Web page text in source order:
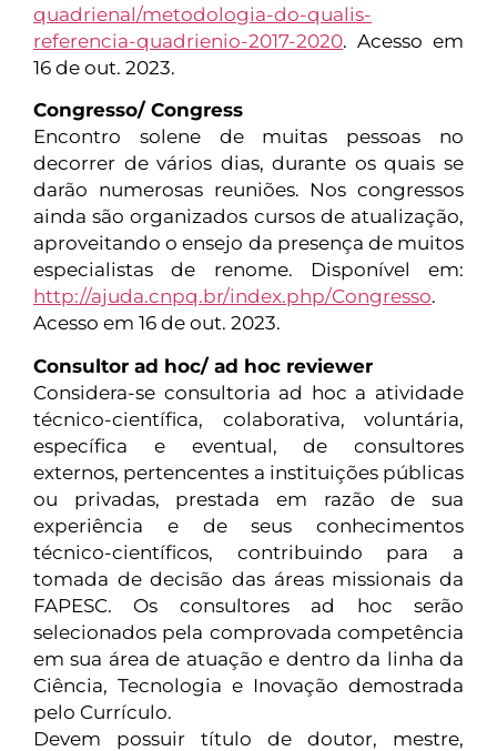
quadrienal/metodologia-do-qualis-
referencia-quadrienio-2017-2020. Acesso em
16 de out. 2023.
Congresso/ Congress
Encontro solene de muitas pessoas no
decorrer de vários dias, durante os quais se
darão numerosas reuniões. Nos congressos
ainda são organizados cursos de atualização,
aproveitando o ensejo da presença de muitos
especialistas de renome. Disponível em:
http://ajuda.cnpq.br/index.php/Congresso.
Acesso em 16 de out. 2023.
Consultor ad hoc/ ad hoc reviewer
Considera-se consultoria ad hoc a atividade
técnico-científica, colaborativa, voluntária,
específica e eventual, de consultores
externos, pertencentes a instituições públicas
ou privadas, prestada em razão de sua
experiência e de seus conhecimentos
técnico-científicos, contribuindo para a
tomada de decisão das áreas missionais da
FAPESC. Os consultores ad hoc serão
selecionados pela comprovada competência
em sua área de atuação e dentro da linha da
Ciência, Tecnologia e Inovação demostrada
pelo Currículo.
Devem possuir título de doutor, mestre,